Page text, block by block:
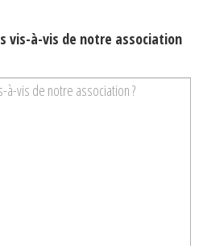
vis-à-vis de notre association